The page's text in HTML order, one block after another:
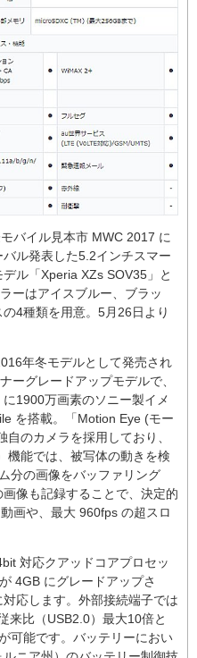
バイル見本市 MWC 2017 に
ル発表した5.2インチスマー
ル「Xperia XZs SOV35」と
ーはアイスブルー、ブラッ
4種類を用意。5月26日より
年冬モデルとして発売され
ーグレードアップモデルで、
1900万画素のソニー製イメ
を搭載。「Motion Eye (モー
のカメラを採用しており、
機能では、被写体の動きを検
分の画像をバッファリング
像も記録することで、決定的
画や、最大 960fps の超スロ
対応クアッドコアプロセッ
4GB にグレードアップさ
応します。外部接続端子では
来比（USB2.0）最大10倍と
可能です。バッテリーにおい